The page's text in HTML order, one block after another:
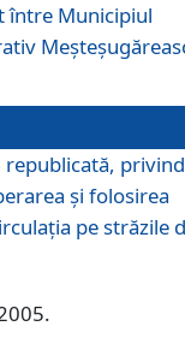
între Municipiul
republicată, privind
şi folosirea
pe străzile